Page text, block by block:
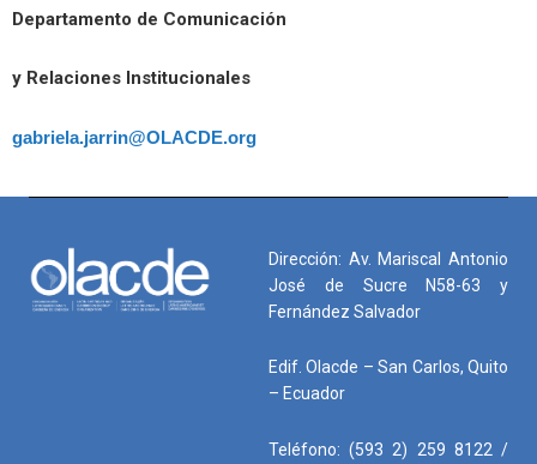
Departamento de Comunicación
y Relaciones Institucionales
gabriela.jarrin@OLACDE.org
Dirección: Av. Mariscal Antonio
José de Sucre N58-63 y
Fernández Salvador
Edif. Olacde – San Carlos, Quito
– Ecuador
Teléfono: (593 2) 259 8122 /